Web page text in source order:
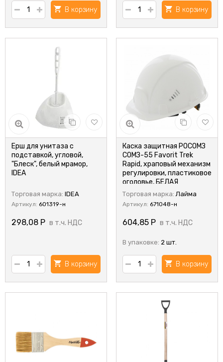
В корзину В корзину
Ерш для унитаза с
подставкой, угловой,
"Блеск", белый мрамор,
IDEA
Торговая марка: IDEA
Артикул: 601319-н
298,08 Р в т.ч. НДС
В корзину
Каска защитная РОСОМЗ
СОМЗ-55 Favorit Trek
Rapid, храповый механизм
регулировки, пластиковое
оголовье, БЕЛАЯ
Торговая марка: Лайма
Артикул: 671048-н
604,85 Р в т.ч. НДС
В упаковке: 2 шт.
В корзину